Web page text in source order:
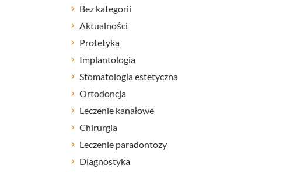
Bez kategorii
Aktualności
Protetyka
Implantologia
Stomatologia estetyczna
Ortodoncja
Leczenie kanałowe
Chirurgia
Leczenie paradontozy
Diagnostyka